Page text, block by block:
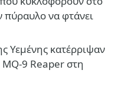
πύραυλο να φτάνει
Υεμένης κατέρριψαν
9 Reaper στη